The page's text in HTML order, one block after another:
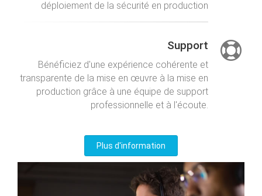
déploiement de la sécurité en production
Support
Bénéficiez d'une expérience cohérente et
transparente de la mise en œuvre à la mise en
production grâce à une équipe de support
professionnelle et à l'écoute.
Plus d'information